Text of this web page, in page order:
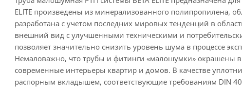
ELITE произведены из минерализованного полипропилена,
разработана с учетом последних мировых тенденций в
внешний вид с улучшенными техническими и
позволяет значительно снизить уровень шума в процессе
Немаловажно, что трубы и фитинги «малошумки» окрашены
современные интерьеры квартир и домов. В качестве
распорным вкладышем, соответствующие требованиям DIN